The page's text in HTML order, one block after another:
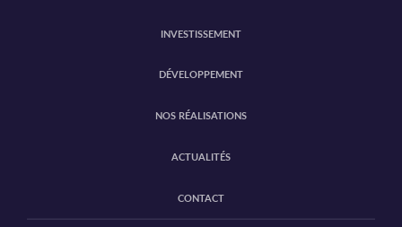
INVESTISSEMENT
DÉVELOPPEMENT
NOS RÉALISATIONS
ACTUALITÉS
CONTACT